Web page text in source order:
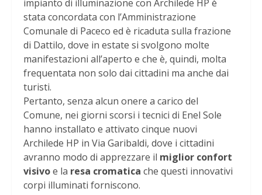
impianto di illuminazione con Archilede HP è
stata concordata con l’Amministrazione
Comunale di Paceco ed è ricaduta sulla frazione
di Dattilo, dove in estate si svolgono molte
manifestazioni all’aperto e che è, quindi, molta
frequentata non solo dai cittadini ma anche dai
turisti.
Pertanto, senza alcun onere a carico del
Comune, nei giorni scorsi i tecnici di Enel Sole
hanno installato e attivato cinque nuovi
Archilede HP in Via Garibaldi, dove i cittadini
avranno modo di apprezzare il miglior confort
visivoe la resa cromatica che questi innovativi
corpi illuminati forniscono.